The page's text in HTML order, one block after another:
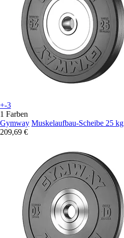
+-3
1 Farben
Gymway Muskelaufbau-Scheibe 25 kg
209,69 €